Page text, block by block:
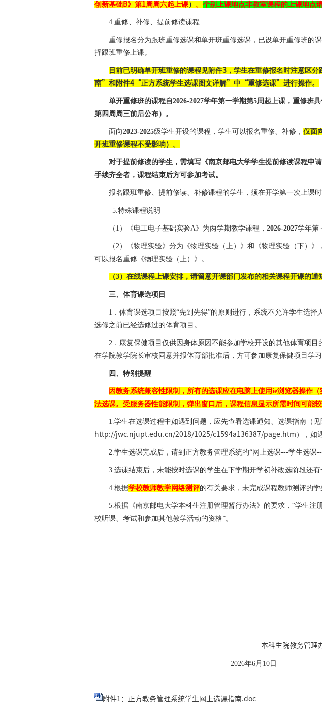
创新基础 B》第1周周六起上课） 。 个别上课地点非教室课程的上课地点
4.重修、补修、提前修读课程
重修报名分为跟班重修选课和单开班重修选课，已设单开重修班的
择跟班重修上课。
目前已明确单开班重修的课程见附件3 ，学生在重修报名时注意区
南” 和附件4“正方系统学生选课图文详解” 中 “重修选课” 进行操作。
单开重修班的课程自2026-2027学年第一学期第5周起上课，重修班
第四周周三前后公布）。
面向2023-2025级学生开设的课程，学生可以报名重修、补修， 仅面
开班重修课程不受影响）。
对于提前修读的学生，需填写《南京邮电大学学生提前修读课程申
手续齐全者，课程结束后方可参加考试。
报名跟班重修、 提前修读、补修课程的学生，须在开学第一次上课
5.特殊课程说明
（ 1 ） 《电工电子基础实验A》为两学期教学课程， 2026-2027学年第
（2）《物理实验》分为《物理实验（上）》和《物理实验（下）》，
可以报名重修《物理实验（上）》。
（3）在线课程上课安排，请留意开课部门发布的相关课程开课的通
三、体育课选项目
1 ．体育课选项目按照“先到先得”的原则进行，系统不允许学生选
选修之前已经选修过的体育项目。
2 ．康复保健项目仅供因身体原因不能参加学校开设的其他体育项
在学院教学院长审核同意并报体育部批准后，方可参加康复保健项目学习
四、 特别提醒
因教务系统兼容性限制，所有的选课应在电脑上使用ie浏览器操作（
法选课。受服务器性能限制，弹出窗口后，课程信息显示所需时间可能
1.学生在选课过程中如遇到问题，应先查看选课通知、选课指南（
http://jwc.njupt.edu.cn/2018/1025/c1594a136387/page.htm ），如
2.学生选课完成后，请到正方教务管理系统的“网上选课---学生选课
3.选课结束后， 未能按时选课的学生在下学期开学初补改选阶段还有
4.根据学校教师教学网络测评的有关要求，未完成课程教师测评的
5.根据《南京邮电大学本科生注册管理暂行办法》的要求，“学生
校听课、考试和参加其他教学活动的资格”。
本科生院教务管理
2026年6月 10 日
附件1：正方教务管理系统学生网上选课指南.doc